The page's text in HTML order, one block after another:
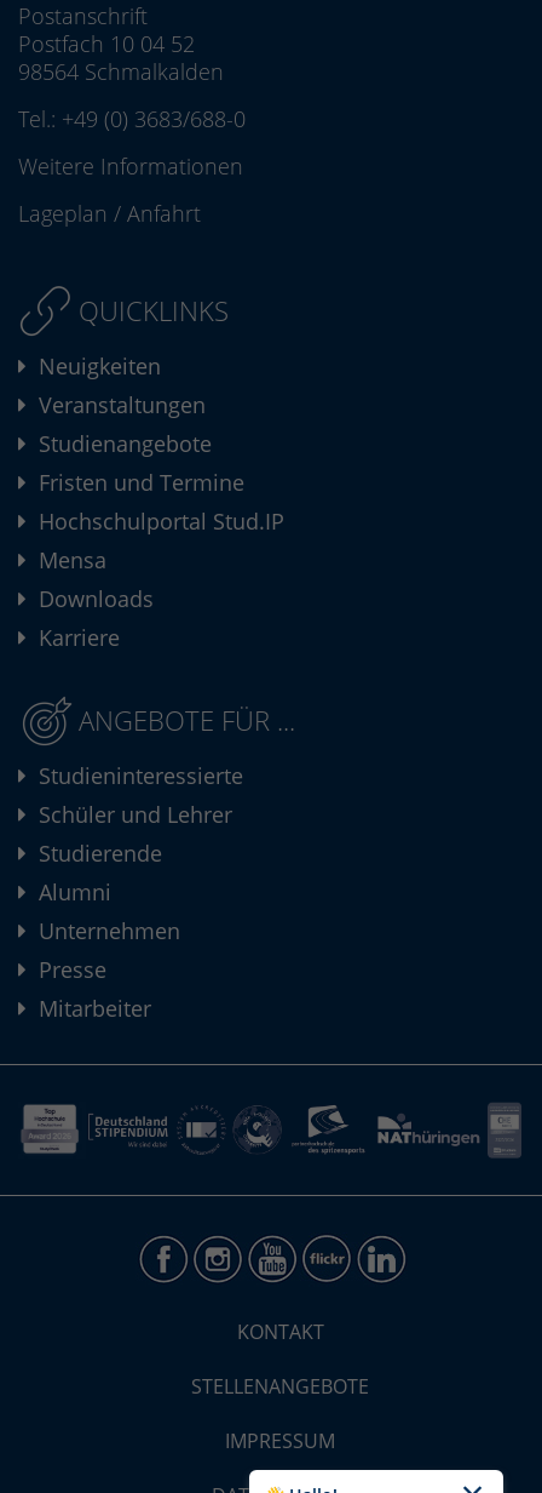
Postanschrift
Postfach 10 04 52
98564 Schmalkalden
Tel.: +49 (0) 3683/688-0
Weitere Informationen
Lageplan / Anfahrt
QUICKLINKS
Neuigkeiten
Veranstaltungen
Studienangebote
Fristen und Termine
Hochschulportal Stud.IP
Mensa
Downloads
Karriere
ANGEBOTE FÜR ...
Studieninteressierte
Schüler und Lehrer
Studierende
Alumni
Unternehmen
Presse
Mitarbeiter
KONTAKT
STELLENANGEBOTE
IMPRESSUM